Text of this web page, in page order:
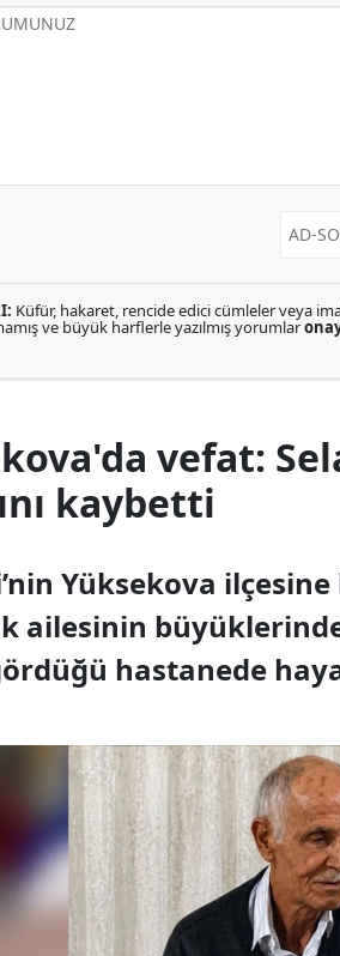
Küfür, hakaret, rencide edici cümleler veya
ve büyük harflerle yazılmış yorumlar
vefat:
kaybetti
Yüksekova
ailesinin
hastanede